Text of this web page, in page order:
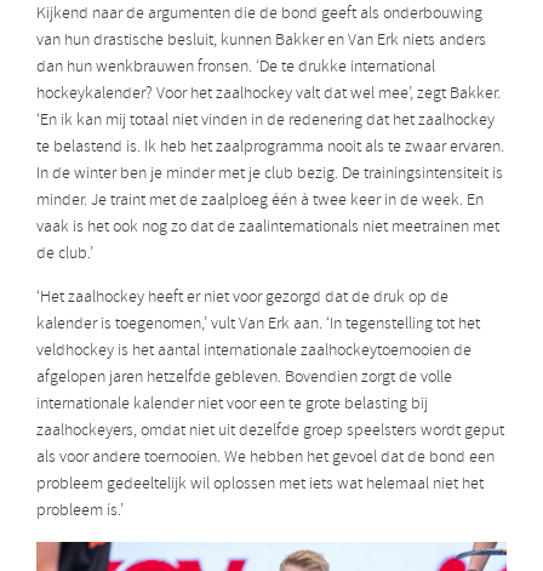
Kijkend naar de argumenten die de bond geeft als onderbouwing
van hun drastische besluit, kunnen Bakker en Van Erk niets anders
dan hun wenkbrauwen fronsen. ‘De te drukke international
hockeykalender? Voor het zaalhockey valt dat wel mee’, zegt Bakker.
‘En ik kan mij totaal niet vinden in de redenering dat het zaalhockey
te belastend is. Ik heb het zaalprogramma nooit als te zwaar ervaren.
In de winter ben je minder met je club bezig. De trainingsintensiteit is
minder. Je traint met de zaalploeg één à twee keer in de week. En
vaak is het ook nog zo dat de zaalinternationals niet meetrainen met
de club.’
‘Het zaalhockey heeft er niet voor gezorgd dat de druk op de
kalender is toegenomen,’ vult Van Erk aan. ‘In tegenstelling tot het
veldhockey is het aantal internationale zaalhockeytoernooien de
afgelopen jaren hetzelfde gebleven. Bovendien zorgt de volle
internationale kalender niet voor een te grote belasting bij
zaalhockeyers, omdat niet uit dezelfde groep speelsters wordt geput
als voor andere toernooien. We hebben het gevoel dat de bond een
probleem gedeeltelijk wil oplossen met iets wat helemaal niet het
probleem ís.’